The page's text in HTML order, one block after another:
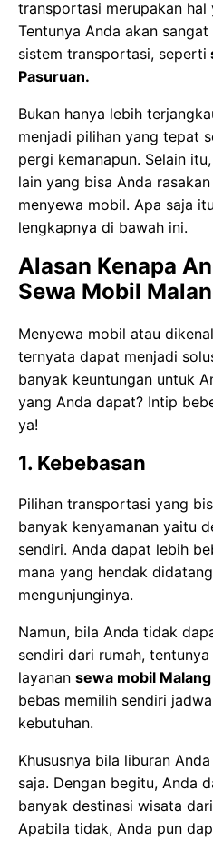
transportasi merupakan hal
Tentunya Anda akan
sistem transportasi, seperti
Pasuruan.
Bukan hanya lebih
menjadi pilihan yang tepat
pergi kemanapun. Selain
lain yang bisa Anda
menyewa mobil. Apa saja
lengkapnya di bawah ini.
Alasan Kenapa
Sewa Mobil
Menyewa mobil atau
ternyata dapat menjadi
banyak keuntungan untuk
yang Anda dapat? Intip
ya!
1. Kebebasan
Pilihan transportasi yang
banyak kenyamanan yaitu
sendiri. Anda dapat lebih
mana yang hendak
mengunjunginya.
Namun, bila Anda tidak
sendiri dari rumah,
layanan sewa mobil
bebas memilih sendiri
kebutuhan.
Khususnya bila liburan
saja. Dengan begitu, Anda
banyak destinasi wisata
Apabila tidak, Anda pun